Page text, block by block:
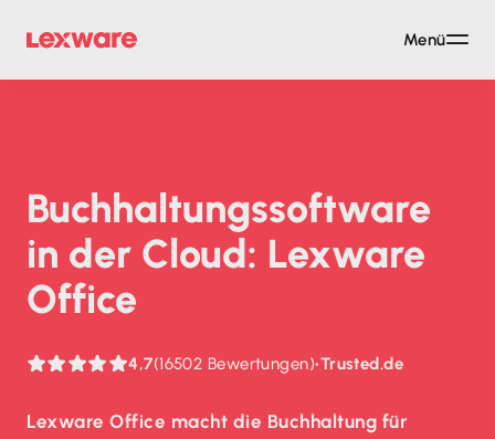
Buch­haltungs­soft­ware
in der Cloud: Lexware
Office
4,7(16502 Bewertungen)•Trusted.de
Lexware Office macht die Buchhaltung für
Menü